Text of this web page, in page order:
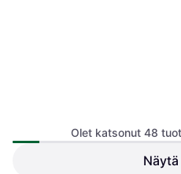
Olet katsonut 48